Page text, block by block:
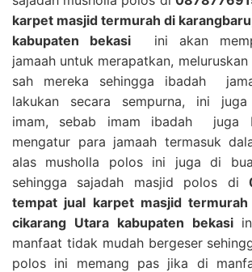
karpet masjid termurah di
kabupaten bekasi ini akan
jamaah untuk merapatkan,
sah mereka sehingga ibadah
lakukan secara sempurna, ini juga
imam, sebab imam ibadah juga
mengatur para jamaah termasuk
alas musholla polos ini juga di
sehingga sajadah masjid polos di
tempat jual karpet masjid
cikarang Utara kabupaten bekasi
manfaat tidak mudah bergeser
polos ini memang pas jika di